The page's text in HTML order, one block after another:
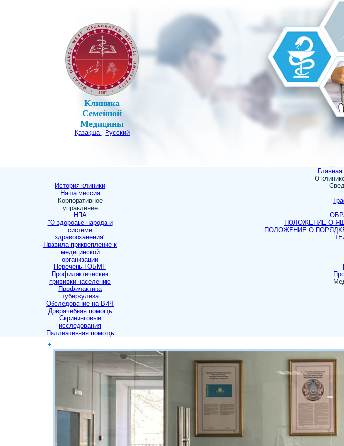
Клиника
Семейной
Медицины
Қазақша Русский
Главная
О
История клиники
Наша миссия
Корпоративное
управление
НПА
"О здороаье народа и
системе
здравооханения"
Правила прикрепление к
медицинской
организации
Перечень ГОБМП
Профилактические
прививки населению
Профилактика
туберкулеза
Обследование на ВИЧ
Доврачебная помощь
Скрининговые
исследования
Паллиативная помощь
ПОЛОЖЕНИЕ О
ПОЛОЖЕНИЕ О